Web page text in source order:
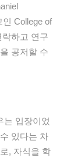
College of
락하고 연구
공저할 수
는 입장이었
있다는 차
, 자식을 학